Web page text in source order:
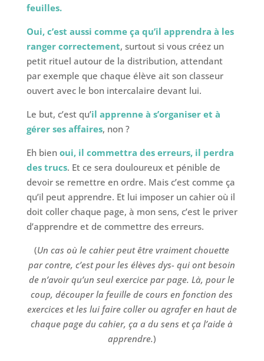
feuilles.
Oui, c’est aussi comme ça qu’il apprendra à les
ranger correctement, surtout si vous créez un
petit rituel autour de la distribution, attendant
par exemple que chaque élève ait son classeur
ouvert avec le bon intercalaire devant lui.
Le but, c’est qu’il apprenne à s’organiser et à
gérer ses affaires, non ?
Eh bien oui, il commettra des erreurs, il perdra
des trucs. Et ce sera douloureux et pénible de
devoir se remettre en ordre. Mais c’est comme ça
qu’il peut apprendre. Et lui imposer un cahier où il
doit coller chaque page, à mon sens, c’est le priver
d’apprendre et de commettre des erreurs.
(Un cas où le cahier peut être vraiment chouette
par contre, c’est pour les élèves dys- qui ont besoin
de n’avoir qu’un seul exercice par page. Là, pour le
coup, découper la feuille de cours en fonction des
exercices et les lui faire coller ou agrafer en haut de
chaque page du cahier, ça a du sens et ça l’aide à
apprendre.)